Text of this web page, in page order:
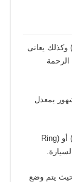
وكذلك يعانى
بمعدل
وكذلك الحجامة مفيدة لعلاج آلام العصعص لكن يفضل أيضا استخدام المخدة الدائرية (Donut Cushion) أو (Ring
حيث يتم وضع